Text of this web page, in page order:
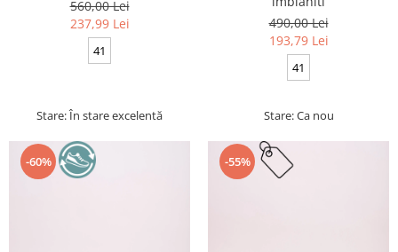
560,00 Lei
237,99 Lei
41
Stare: În stare excelentă
490,00 Lei
193,79 Lei
41
Stare: Ca nou
-60% -55%